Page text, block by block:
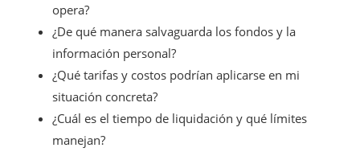
opera?
¿De qué manera salvaguarda los fondos y la
información personal?
¿Qué tarifas y costos podrían aplicarse en mi
situación concreta?
¿Cuál es el tiempo de liquidación y qué límites
manejan?